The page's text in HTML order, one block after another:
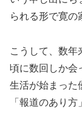
られる形で寛の
こうして、数年
頃に数回しか会
生活が始まった
「報道のあり